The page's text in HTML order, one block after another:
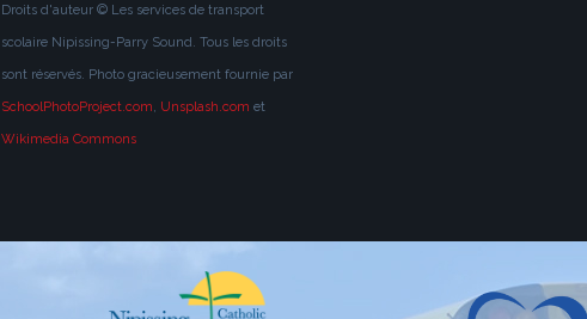
Droits d'auteur © Les services de transport
scolaire Nipissing-Parry Sound. Tous les droits
sont réservés. Photo gracieusement fournie par
SchoolPhotoProject.com Unsplash.com et
Wikimedia Commons